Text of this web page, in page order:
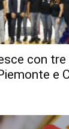
con tre
e